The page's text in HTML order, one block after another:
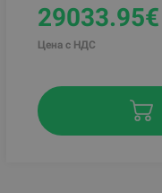
29033.95€
Цена с НДС